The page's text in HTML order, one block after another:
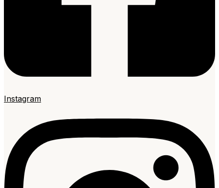
Instagram